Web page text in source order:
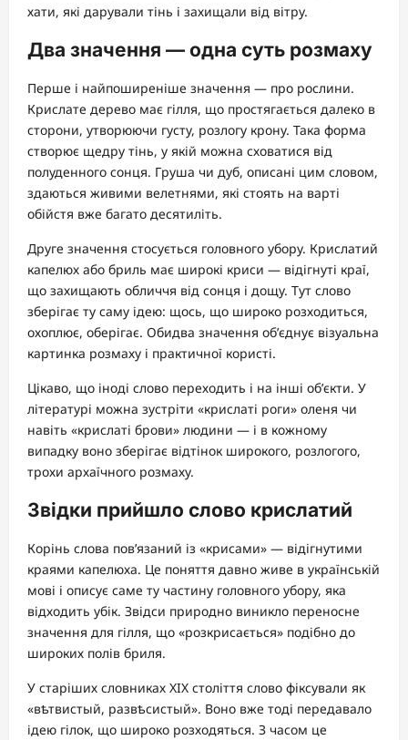
хати, які дарували тінь і захищали від вітру.
Два значення — одна суть розмаху
Перше і найпоширеніше значення — про рослини.
Крислате дерево має гілля, що простягається далеко в
сторони, утворюючи густу, розлогу крону. Така форма
створює щедру тінь, у якій можна сховатися від
полуденного сонця. Груша чи дуб, описані цим словом,
здаються живими велетнями, які стоять на варті
обійстя вже багато десятиліть.
Друге значення стосується головного убору. Крислатий
капелюх або бриль має широкі криси — відігнуті краї,
що захищають обличчя від сонця і дощу. Тут слово
зберігає ту саму ідею: щось, що широко розходиться,
охоплює, оберігає. Обидва значення об’єднує візуальна
картинка розмаху і практичної користі.
Цікаво, що іноді слово переходить і на інші об’єкти. У
літературі можна зустріти «крислаті роги» оленя чи
навіть «крислаті брови» людини — і в кожному
випадку воно зберігає відтінок широкого, розлогого,
трохи архаїчного розмаху.
Звідки прийшло слово крислатий
Корінь слова пов’язаний із «крисами» — відігнутими
краями капелюха. Це поняття давно живе в українській
мові і описує саме ту частину головного убору, яка
відходить убік. Звідси природно виникло переносне
значення для гілля, що «розкрисається» подібно до
широких полів бриля.
У старіших словниках XIX століття слово фіксували як
«вѣтвистый, развѣсистый». Воно вже тоді передавало
ідею гілок, що широко розходяться. З часом це